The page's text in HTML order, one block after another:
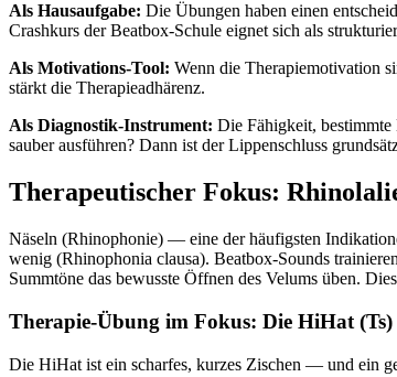
Als Hausaufgabe: Die Übungen haben einen
Crashkurs der Beatbox-Schule eignet sich als
Als Motivations-Tool: Wenn die Therapiemotivation
stärkt die Therapieadhärenz.
Als Diagnostik-Instrument: Die Fähigkeit,
sauber ausführen? Dann ist der Lippenschluss
Therapeutischer Fokus:
Näseln (Rhinophonie) — eine der häufigsten
wenig (Rhinophonia clausa). Beatbox-Sounds
Summtöne das bewusste Öffnen des Velums üben.
Therapie-Übung im Fokus: Die HiHat
Die HiHat ist ein scharfes, kurzes Zischen — und ein